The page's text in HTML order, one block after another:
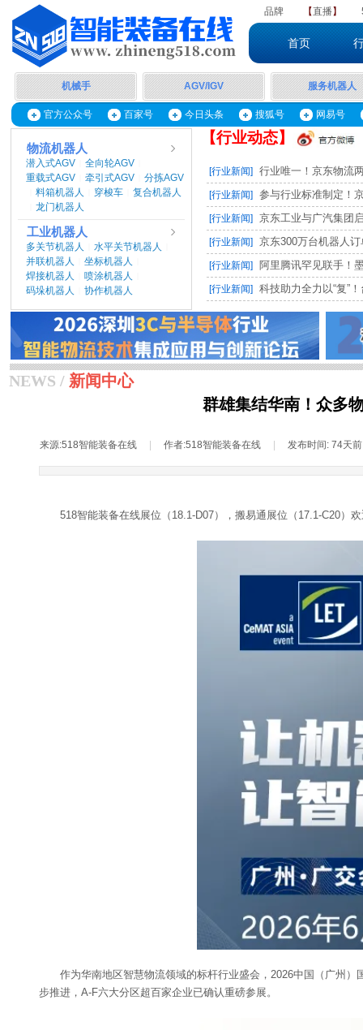
品牌 【直播】
首页
机械手 服务机器人
AGV/IGV
官方公众号 百家号 今日头条 搜狐号 网易号
【行业动态】
物流机器人
潜入式AGV 全向轮AGV
重载式AGV 牵引式AGV 分拣AGV
料箱机器人 穿梭车 复合机器人
龙门机器人
工业机器人
多关节机器人 水平关节机器人
并联机器人 坐标机器人
焊接机器人 喷涂机器人
码垛机器人 协作机器人
[行业新闻] 行业唯一！京东物流
[行业新闻] 参与行业标准制定！
[行业新闻] 京东工业与广汽集团
[行业新闻] 京东300万台机器人
[行业新闻] 阿里腾讯罕见联手！
[行业新闻] 科技助力全力以“复”
NEWS / 新闻中心
群雄集结华南！众多
来源:518智能装备在线 作者:518智能装备在线 发布时间: 74天前
518智能装备在线展位（18.1-D07），搬易通展位（17.1-C20）
作为华南地区智慧物流领域的标杆行业盛会，2026中国（广州
步推进，A-F六大分区超百家企业已确认重磅参展。